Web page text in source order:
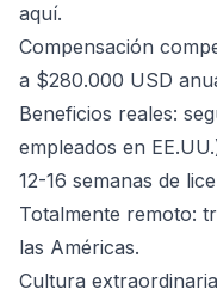
aquí.
Compensación
a $280.000 USD
Beneficios reales:
empleados en
12-16 semanas de
Totalmente remoto:
las Américas.
Cultura